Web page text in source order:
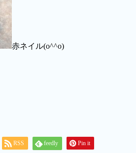
赤ネイル(o^^o)
RSS feedly Pin it